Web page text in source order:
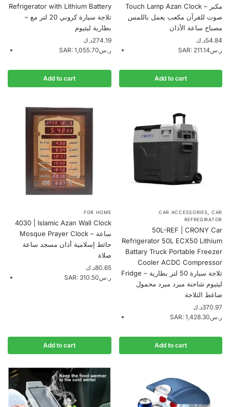
Refrigerator with Lithium Battery
– ثلاجة سيارة كروني 20 لتر مع
بطارية ليثيوم
274.19د.ك
SAR: 1,055.70ر.س
Add to cart
Touch Lamp Azan Clock – مكبر
صوت للقرآن مكعب يعمل باللمس
مصباح ساعة الأذان
54.84د.ك
SAR: 211.14ر.س
Add to cart
FOR HOME
4030 | Islamic Azan Wall Clock
Mosque Prayer Clock – ساعة
حائط إسلامية أذان مسجد ساعة
صلاة
80.65د.ك
SAR: 310.50ر.س
Add to cart
CAR ACCESSORIES, CAR
REFREGIRATOR
50L-REF | CRONY Car
Refrigerator 50L ECX50 Lithium
Battary Truck Portable Freezer
Cooler ACDC Compressor
Fridge – ثلاجة سيارة 50 لتر بطارية
ليثيوم شاحنة مبرد مبرد محمول
ضاغط الثلاجة
370.97د.ك
SAR: 1,428.30ر.س
Add to cart